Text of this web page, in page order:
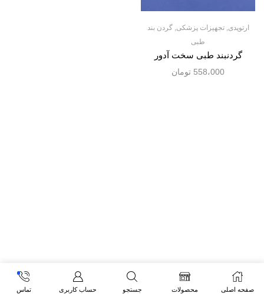
ارتوپدی,تجهیزات پزشکی,گردن بند
طبی
گردنبند طبی سخت آدور
558،000 تومان
صفحه اصلی محصولات جستجو حساب کاربری تماس